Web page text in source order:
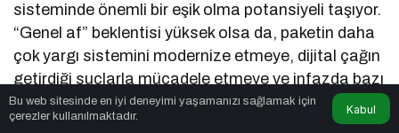
sisteminde önemli bir eşik olma potansiyeli taşıyor.
“Genel af” beklentisi yüksek olsa da, paketin daha
çok yargı sistemini modernize etmeye, dijital çağın
getirdiği suçlarla mücadele etmeye ve infazda bazı
düzenlemeler yapmaya odaklandığı görülüyor.
bihaber.trolarak, paketin Meclis’teki
Bu web sitesinde en iyi deneyimi yaşamanızı sağlamak için
çerezler kullanılmaktadır.
Kabul